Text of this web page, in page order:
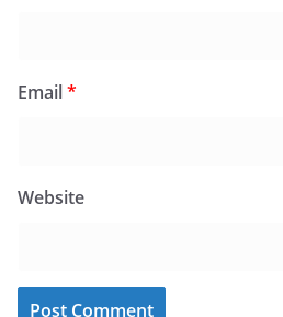
Email*
Website